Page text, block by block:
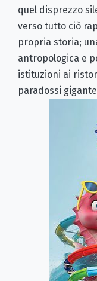
quel disprezzo
verso tutto ciò
propria storia;
antropologica e
istituzioni ai
paradossi